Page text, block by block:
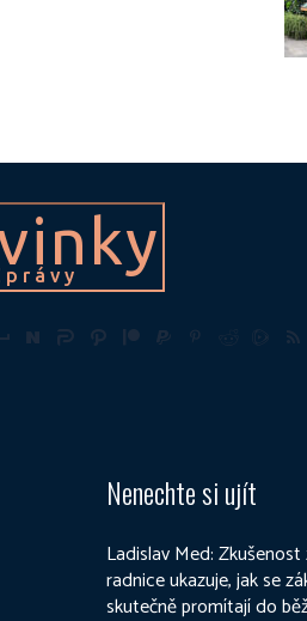
Nenechte si ujít
Ladislav Med: Zkušenost
radnice ukazuje, jak se
skutečně promítají do